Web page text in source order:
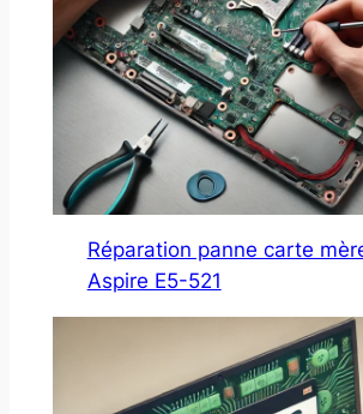
Réparation panne carte
Aspire E5-521